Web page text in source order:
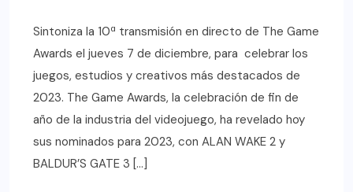
Sintoniza la 10ª transmisión en directo de The Game
Awards el jueves 7 de diciembre, para celebrar los
juegos, estudios y creativos más destacados de
2023. The Game Awards, la celebración de fin de
año de la industria del videojuego, ha revelado hoy
sus nominados para 2023, con ALAN WAKE 2 y
BALDUR’S GATE 3 […]